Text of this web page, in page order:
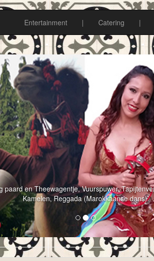
Entertainment | Catering |
paard en Theewagentje, Vuurspuwer,
Kamelen, Reggada (Marokkaanse dans).